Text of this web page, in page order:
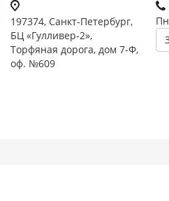
197374, Санкт-Петербург,
БЦ «Гулливер-2»,
Торфяная дорога, дом 7-Ф,
оф. №609